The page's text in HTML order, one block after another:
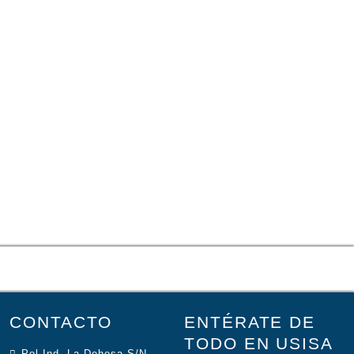
CONTACTO
ENTÉRATE DE
TODO EN USISA